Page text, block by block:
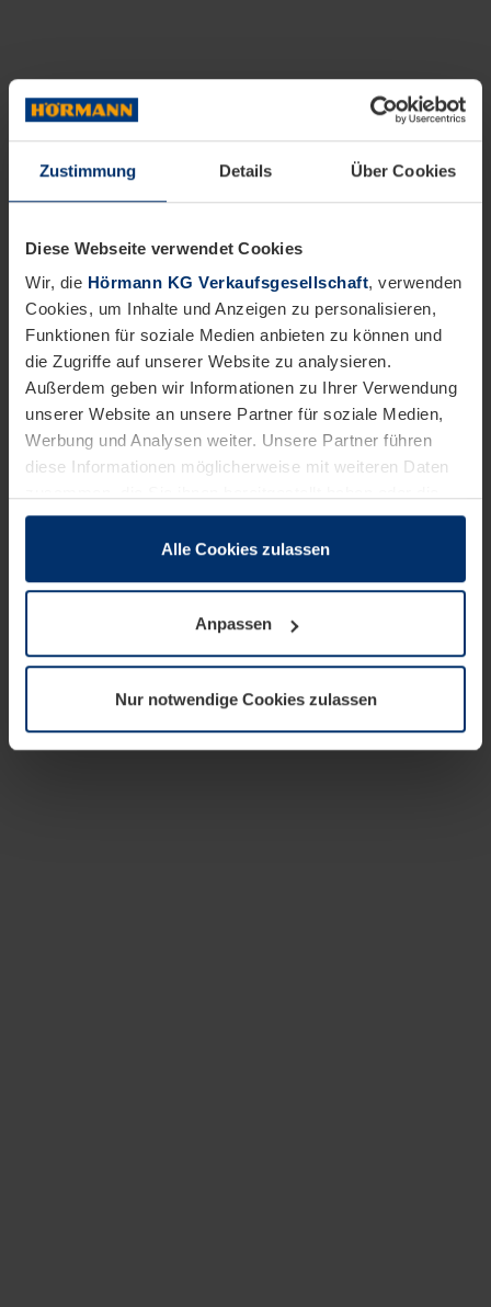
Zustimmung Details Über Cookies
Diese Webseite verwendet Cookies
Wir, die Hörmann KG Verkaufsgesellschaft, verwenden
Cookies, um Inhalte und Anzeigen zu personalisieren,
Funktionen für soziale Medien anbieten zu können und
die Zugriffe auf unserer Website zu analysieren.
Außerdem geben wir Informationen zu Ihrer Verwendung
unserer Website an unsere Partner für soziale Medien,
Werbung und Analysen weiter. Unsere Partner führen
diese Informationen möglicherweise mit weiteren Daten
sie im Rahmen Ihrer Nutzung der Dienste gesammelt
wenn diese für den Betrieb dieser Seite unbedingt
notwendig sind. Für alle anderen Cookie-Typen benötigen
wir Ihre Erlaubnis. Ihre Einwilligung können Sie jederzeit
Datenschutzerklärungunserer Website ändern oder
widerrufen.
Alle Cookies zulassen
Anpassen
Nur notwendige Cookies zulassen